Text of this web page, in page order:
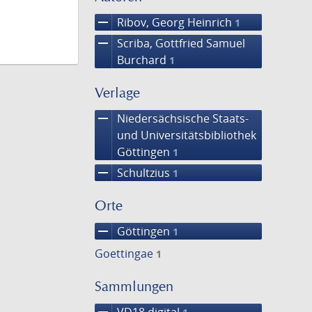
remove Ribov, Georg Heinrich 1
remove
Scriba, Gottfried Samuel
Burchard 1
Verlage
remove
Niedersächsische Staats-
und Universitätsbibliothek
Göttingen 1
remove Schultzius 1
Orte
remove Göttingen 1
Goettingae 1
Sammlungen